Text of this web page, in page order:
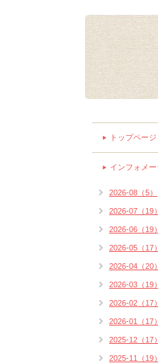
トップページ
インフォメー
2026-08（5）
2026-07（19）
2026-06（19）
2026-05（17）
2026-04（20）
2026-03（19）
2026-02（17）
2026-01（17）
2025-12（17）
2025-11（19）